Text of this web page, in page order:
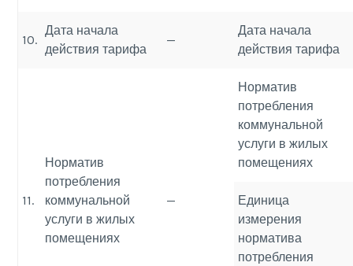
10.
Дата начала
действия тарифа
—
Дата начала
действия тарифа
11.
Норматив
потребления
коммунальной
услуги в жилых
помещениях
—
Норматив
потребления
коммунальной
услуги в жилых
помещениях
Единица
измерения
норматива
потребления